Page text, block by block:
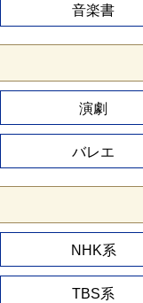
音楽書
演劇
バレエ
NHK系
TBS系